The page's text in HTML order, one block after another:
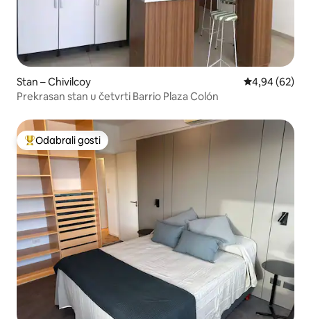
Stan – Chivilcoy Prosječna
4,94 (62)
Prekrasan stan u četvrti Barrio Plaza Colón
Među najviše rangiranima s oznakom „Odabrali gosti”
Odabrali gosti